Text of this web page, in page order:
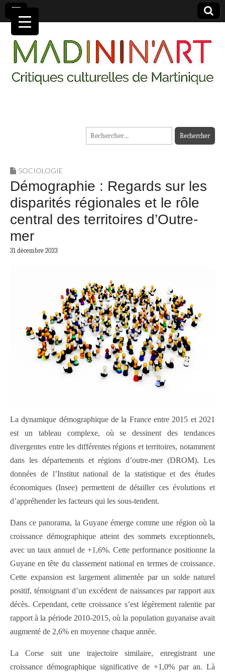
MADININ'ART
Rechercher :
SOCIOLOGIE
Démographie : Regards sur les
disparités régionales et le rôle
central des territoires d’Outre-
mer
31 décembre 2023
La dynamique démographique de la France entre 2015 et 2021
est un tableau complexe, où se dessinent des tendances
divergentes entre les différentes régions et territoires, notamment
dans les départements et régions d’outre-mer (DROM). Les
données de l’Institut national de la statistique et des études
économiques (Insee) permettent de détailler ces évolutions et
d’appréhender les facteurs qui les sous-tendent.
Dans ce panorama, la Guyane émerge comme une région où la
croissance démographique atteint des sommets exceptionnels,
avec un taux annuel de +1,6%. Cette performance positionne la
Guyane en tête du classement national en termes de croissance.
Cette expansion est largement alimentée par un solde naturel
positif, témoignant d’un excédent de naissances par rapport aux
décès. Cependant, cette croissance s’est légèrement ralentie par
rapport à la période 2010-2015, où la population guyanaise avait
augmenté de 2,6% en moyenne chaque année.
La Corse suit une trajectoire similaire, enregistrant une
croissance démographique significative de +1,0% par an. Là